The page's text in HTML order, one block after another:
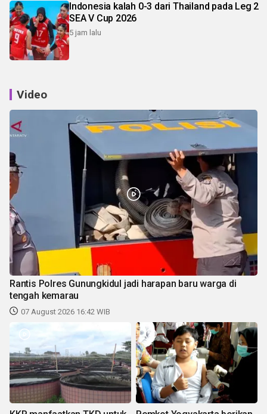
Indonesia kalah 0-3 dari Thailand pada Leg 2
SEA V Cup 2026
5 jam lalu
Video
Rantis Polres Gunungkidul jadi harapan baru warga di
tengah kemarau
07 August 2026 16:42 WIB